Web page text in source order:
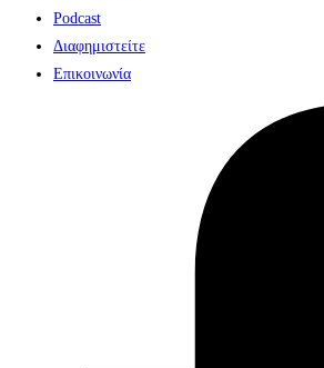
Podcast
Διαφημιστείτε
Επικοινωνία